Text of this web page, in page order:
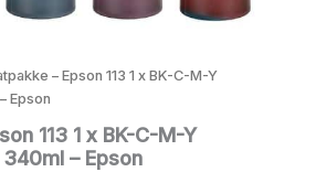
– Epson 113 1 x BK-C-M-Y
Epson
113 1 x BK-C-M-Y
– Epson